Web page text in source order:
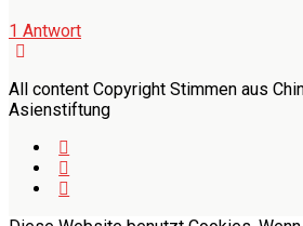
1 Antwort
All content Copyright Stimmen aus
Asienstiftung